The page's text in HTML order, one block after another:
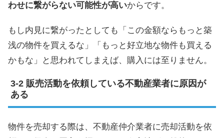
わせに繋がらない可能性が高いからです。
もし内見に繋がったとしても「この金額ならもっと築
浅の物件を買えるな」「もっと好立地な物件も買える
かもな」と思われてしまえば、購入には至りません。
販売活動を依頼している不動産業者に原因が
ある
物件を売却する際は、不動産仲介業者に売却活動を依